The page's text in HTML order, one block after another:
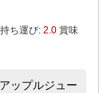
持ち運び: 2.0 賞味
ップルジュー